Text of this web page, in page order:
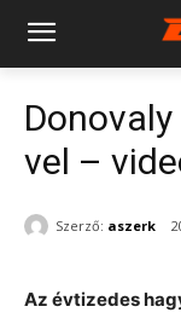
vel –
Szerző: aszerk
Az évtizedes